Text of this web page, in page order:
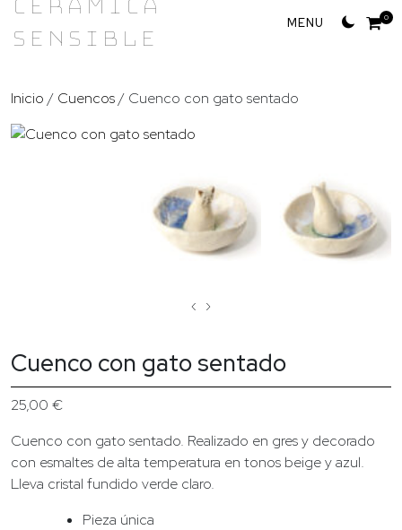
Skip
Sensible
0
Inicio / Cuencos/ Cuenco con gato sentado
‹ ›
Cuenco con gato sentado
25,00 €
Cuenco con gato sentado. Realizado en gres y decorado
con esmaltes de alta temperatura en tonos beige y azul.
Lleva cristal fundido verde claro.
Pieza única